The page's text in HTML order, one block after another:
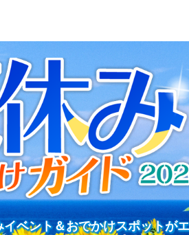
ベント＆おでかけスポットが